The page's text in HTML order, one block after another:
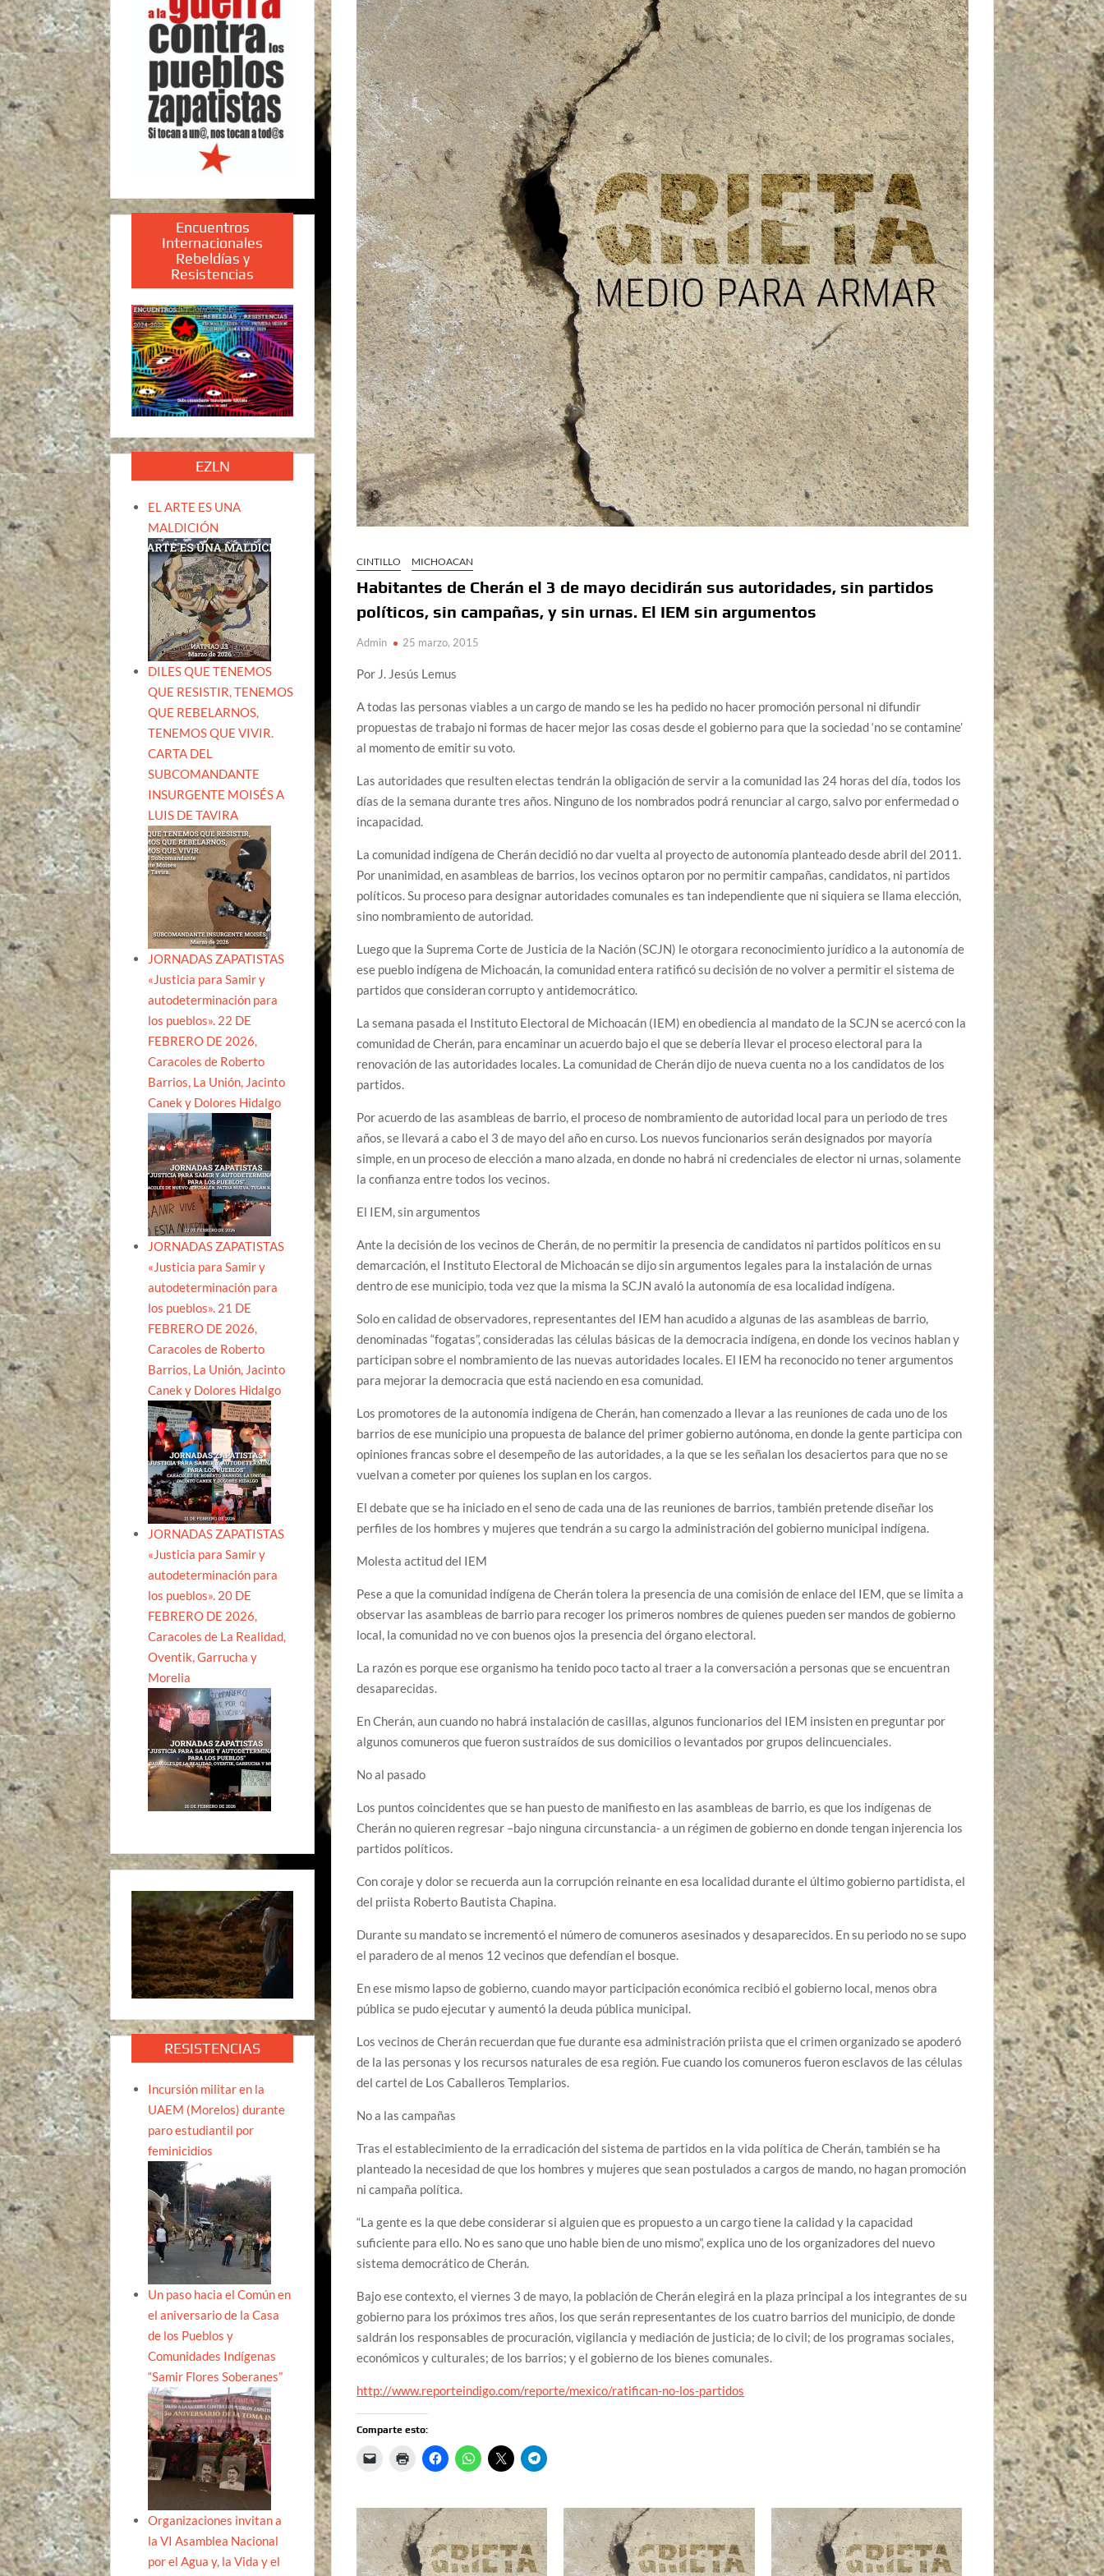
CINTILLO MICHOACAN
Habitantes de Cherán el 3 de mayo decidirán sus autoridades, sin partidos
políticos, sin campañas, y sin urnas. El IEM sin argumentos
Admin 25 marzo, 2015
Por J. Jesús Lemus
A todas las personas viables a un cargo de mando se les ha pedido no hacer promoción personal ni difundir
propuestas de trabajo ni formas de hacer mejor las cosas desde el gobierno para que la sociedad ‘no se contamine’
al momento de emitir su voto.
Las autoridades que resulten electas tendrán la obligación de servir a la comunidad las 24 horas del día, todos los
días de la semana durante tres años. Ninguno de los nombrados podrá renunciar al cargo, salvo por enfermedad o
incapacidad.
La comunidad indígena de Cherán decidió no dar vuelta al proyecto de autonomía planteado desde abril del 2011.
Por unanimidad, en asambleas de barrios, los vecinos optaron por no permitir campañas, candidatos, ni partidos
políticos. Su proceso para designar autoridades comunales es tan independiente que ni siquiera se llama elección,
sino nombramiento de autoridad.
Luego que la Suprema Corte de Justicia de la Nación (SCJN) le otorgara reconocimiento jurídico a la autonomía de
ese pueblo indígena de Michoacán, la comunidad entera ratificó su decisión de no volver a permitir el sistema de
partidos que consideran corrupto y antidemocrático.
La semana pasada el Instituto Electoral de Michoacán (IEM) en obediencia al mandato de la SCJN se acercó con la
comunidad de Cherán, para encaminar un acuerdo bajo el que se debería llevar el proceso electoral para la
renovación de las autoridades locales. La comunidad de Cherán dijo de nueva cuenta no a los candidatos de los
partidos.
Por acuerdo de las asambleas de barrio, el proceso de nombramiento de autoridad local para un periodo de tres
años, se llevará a cabo el 3 de mayo del año en curso. Los nuevos funcionarios serán designados por mayoría
simple, en un proceso de elección a mano alzada, en donde no habrá ni credenciales de elector ni urnas, solamente
la confianza entre todos los vecinos.
El IEM, sin argumentos
Ante la decisión de los vecinos de Cherán, de no permitir la presencia de candidatos ni partidos políticos en su
demarcación, el Instituto Electoral de Michoacán se dijo sin argumentos legales para la instalación de urnas
dentro de ese municipio, toda vez que la misma la SCJN avaló la autonomía de esa localidad indígena.
Solo en calidad de observadores, representantes del IEM han acudido a algunas de las asambleas de barrio,
denominadas “fogatas”, consideradas las células básicas de la democracia indígena, en donde los vecinos hablan y
participan sobre el nombramiento de las nuevas autoridades locales. El IEM ha reconocido no tener argumentos
para mejorar la democracia que está naciendo en esa comunidad.
Los promotores de la autonomía indígena de Cherán, han comenzado a llevar a las reuniones de cada uno de los
barrios de ese municipio una propuesta de balance del primer gobierno autónoma, en donde la gente participa con
opiniones francas sobre el desempeño de las autoridades, a la que se les señalan los desaciertos para que no se
vuelvan a cometer por quienes los suplan en los cargos.
El debate que se ha iniciado en el seno de cada una de las reuniones de barrios, también pretende diseñar los
perfiles de los hombres y mujeres que tendrán a su cargo la administración del gobierno municipal indígena.
Molesta actitud del IEM
Pese a que la comunidad indígena de Cherán tolera la presencia de una comisión de enlace del IEM, que se limita a
observar las asambleas de barrio para recoger los primeros nombres de quienes pueden ser mandos de gobierno
local, la comunidad no ve con buenos ojos la presencia del órgano electoral.
La razón es porque ese organismo ha tenido poco tacto al traer a la conversación a personas que se encuentran
desaparecidas.
En Cherán, aun cuando no habrá instalación de casillas, algunos funcionarios del IEM insisten en preguntar por
algunos comuneros que fueron sustraídos de sus domicilios o levantados por grupos delincuenciales.
No al pasado
Los puntos coincidentes que se han puesto de manifiesto en las asambleas de barrio, es que los indígenas de
Cherán no quieren regresar –bajo ninguna circunstancia- a un régimen de gobierno en donde tengan injerencia los
partidos políticos.
Con coraje y dolor se recuerda aun la corrupción reinante en esa localidad durante el último gobierno partidista, el
del priista Roberto Bautista Chapina.
Durante su mandato se incrementó el número de comuneros asesinados y desaparecidos. En su periodo no se supo
el paradero de al menos 12 vecinos que defendían el bosque.
En ese mismo lapso de gobierno, cuando mayor participación económica recibió el gobierno local, menos obra
pública se pudo ejecutar y aumentó la deuda pública municipal.
Los vecinos de Cherán recuerdan que fue durante esa administración priista que el crimen organizado se apoderó
de la las personas y los recursos naturales de esa región. Fue cuando los comuneros fueron esclavos de las células
del cartel de Los Caballeros Templarios.
No a las campañas
Tras el establecimiento de la erradicación del sistema de partidos en la vida política de Cherán, también se ha
planteado la necesidad de que los hombres y mujeres que sean postulados a cargos de mando, no hagan promoción
ni campaña política.
“La gente es la que debe considerar si alguien que es propuesto a un cargo tiene la calidad y la capacidad
suficiente para ello. No es sano que uno hable bien de uno mismo”, explica uno de los organizadores del nuevo
sistema democrático de Cherán.
Bajo ese contexto, el viernes 3 de mayo, la población de Cherán elegirá en la plaza principal a los integrantes de su
gobierno para los próximos tres años, los que serán representantes de los cuatro barrios del municipio, de donde
saldrán los responsables de procuración, vigilancia y mediación de justicia; de lo civil; de los programas sociales,
económicos y culturales; de los barrios; y el gobierno de los bienes comunales.
http://www.reporteindigo.com/reporte/mexico/ratifican-no-los-partidos
Comparte esto:
Encuentros
Internacionales
Rebeldías y
Resistencias
EZLN
EL ARTE ES UNA
MALDICIÓN
DILES QUE TENEMOS
QUE RESISTIR, TENEMOS
QUE REBELARNOS,
TENEMOS QUE VIVIR.
CARTA DEL
SUBCOMANDANTE
INSURGENTE MOISÉS A
LUIS DE TAVIRA
JORNADAS ZAPATISTAS
«Justicia para Samir y
autodeterminación para
los pueblos». 22 DE
FEBRERO DE 2026,
Caracoles de Roberto
Barrios, La Unión, Jacinto
Canek y Dolores Hidalgo
JORNADAS ZAPATISTAS
«Justicia para Samir y
autodeterminación para
los pueblos». 21 DE
FEBRERO DE 2026,
Caracoles de Roberto
Barrios, La Unión, Jacinto
Canek y Dolores Hidalgo
JORNADAS ZAPATISTAS
«Justicia para Samir y
autodeterminación para
los pueblos». 20 DE
FEBRERO DE 2026,
Caracoles de La Realidad,
Oventik, Garrucha y
Morelia
RESISTENCIAS
Incursión militar en la
UAEM (Morelos) durante
paro estudiantil por
feminicidios
Un paso hacia el Común en
el aniversario de la Casa
de los Pueblos y
Comunidades Indígenas
“Samir Flores Soberanes”
Organizaciones invitan a
la VI Asamblea Nacional
por el Agua y, la Vida y el